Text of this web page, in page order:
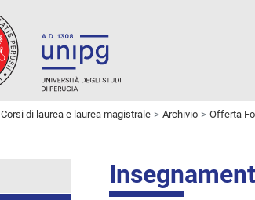
Corsi di laurea e laurea magistrale Archivio Offerta